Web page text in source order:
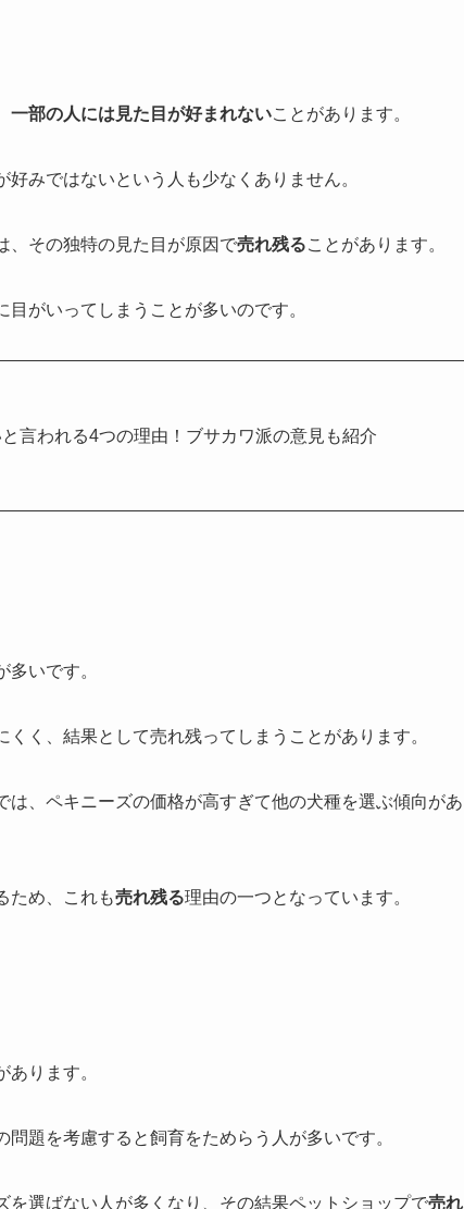
一部の人には見た目が好まれないことがあります。
みではないという人も少なくありません。
、その独特の見た目が原因で売れ残ることがあります。
がいってしまうことが多いのです。
言われる4つの理由！ブサカワ派の意見も紹介
多いです。
く、結果として売れ残ってしまうことがあります。
、ペキニーズの価格が高すぎて他の犬種を選ぶ傾向があ
ため、これも売れ残る理由の一つとなっています。
あります。
題を考慮すると飼育をためらう人が多いです。
選ばない人が多くなり、その結果ペットショップで売れ